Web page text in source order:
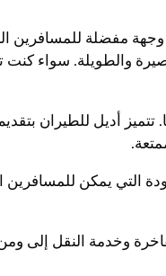
مفضلة للمسافرين
والطويلة.
أديل للطيران
التي يمكن للمسافرين
وخدمة النقل إلى